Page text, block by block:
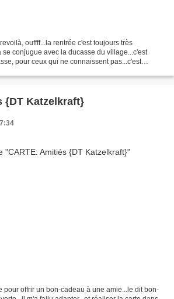
ouffff...la rentrée c'est toujours très
se conjugue avec la ducasse du village...c'est
pour ceux qui ne connaissent pas...c'est
{DT Katzelkraft}
pour offrir un bon-cadeau à une amie...le dit bon-